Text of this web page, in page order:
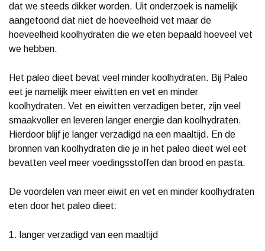
dat we steeds dikker worden. Uit onderzoek is namelijk
aangetoond dat niet de hoeveelheid vet maar de
hoeveelheid koolhydraten die we eten bepaald hoeveel vet
we hebben.
Het paleo dieet bevat veel minder koolhydraten. Bij Paleo
eet je namelijk meer eiwitten en vet en minder
koolhydraten. Vet en eiwitten verzadigen beter, zijn veel
smaakvoller en leveren langer energie dan koolhydraten.
Hierdoor blijf je langer verzadigd na een maaltijd. En de
bronnen van koolhydraten die je in het paleo dieet wel eet
bevatten veel meer voedingsstoffen dan brood en pasta.
De voordelen van meer eiwit en vet en minder koolhydraten
eten door het paleo dieet:
1. langer verzadigd van een maaltijd